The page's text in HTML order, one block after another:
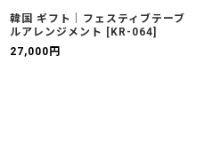
韓国 ギフト｜フェスティブテーブ
ルアレンジメント
[ KR-064]
27,000 円